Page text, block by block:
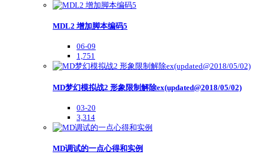
MDL2 增加脚本编码5
06-09
1,751
MD梦幻模拟战2 形象限制解除ex(updated@2018/05/02)
03-20
3,314
MD调试的一点心得和实例